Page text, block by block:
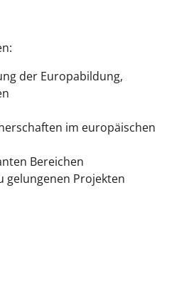
der Europabildung,
im europäischen
Bereichen
gelungenen Projekten